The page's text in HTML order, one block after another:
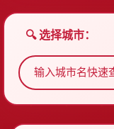
🔍 选择城市：